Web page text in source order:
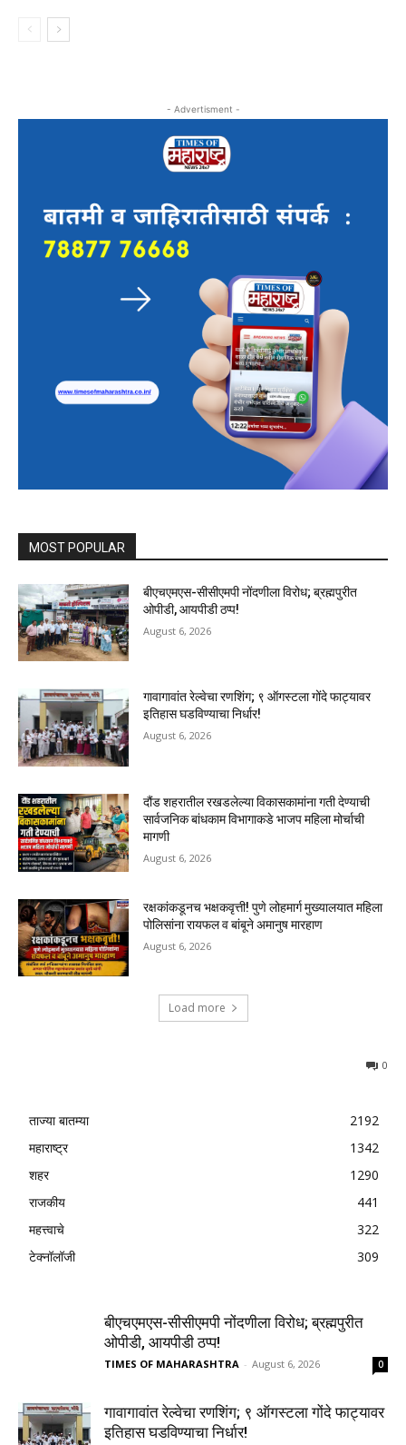
- Advertisment -
MOST POPULAR
बीएचएमएस-सीसीएमपी नोंदणीला विरोध; ब्रह्मपुरीत
ओपीडी, आयपीडी ठप्प!
August 6, 2026
गावागावांत रेल्वेचा रणशिंग; ९ ऑगस्टला गोंदे फाट्यावर
इतिहास घडविण्याचा निर्धार!
August 6, 2026
दौंड शहरातील रखडलेल्या विकासकामांना गती देण्याची
सार्वजनिक बांधकाम विभागाकडे भाजप महिला मोर्चाची
मागणी
August 6, 2026
रक्षकांकडूनच भक्षकवृत्ती! पुणे लोहमार्ग मुख्यालयात महिला
पोलिसांना रायफल व बांबूने अमानुष मारहाण
August 6, 2026
Load more
0
ताज्या बातम्या
2192
महाराष्ट्र
1342
शहर
1290
राजकीय
441
महत्त्वाचे
322
टेक्नॉलॉजी
309
बीएचएमएस-सीसीएमपी नोंदणीला विरोध; ब्रह्मपुरीत
ओपीडी, आयपीडी ठप्प!
TIMES OF MAHARASHTRA - August 6, 2026 0
गावागावांत रेल्वेचा रणशिंग; ९ ऑगस्टला गोंदे फाट्यावर
इतिहास घडविण्याचा निर्धार!